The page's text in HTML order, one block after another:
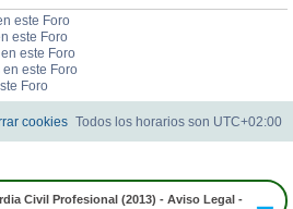
este Foro
este Foro
este Foro
este Foro
Foro
Todos los horarios son UTC+02:00
cookies
Civil Profesional (2013) - Aviso Legal -